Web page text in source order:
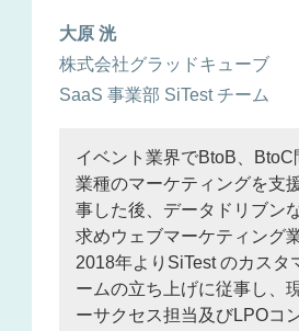
大原 洸
株式会社グラッドキューブ
SaaS 事業部 SiTest チーム
イベント業界でBtoB、BtoC
業種のマーケティングを支
事した後、データドリブン
求めウェブマーケティング
2018年よりSiTest のカスタ
ームの立ち上げに従事し、
ーサクセス担当及びLPOコ